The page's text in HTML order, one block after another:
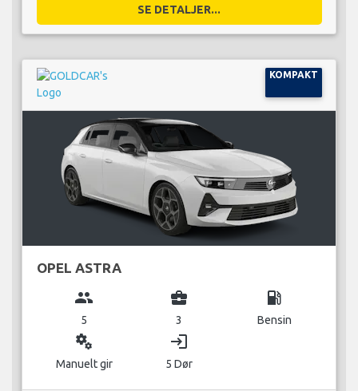
SE DETALJER...
KOMPAKT
OPEL ASTRA
group
5
business_center
3
local_gas_station
Bensin
miscellaneous_services
Manuelt gir
login
5 Dør